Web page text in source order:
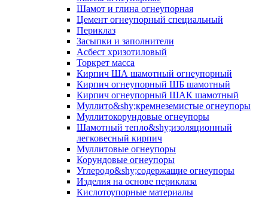
Шамот и глина огнеупорная
Цемент огнеупорный специальный
Периклаз
Засыпки и заполнители
Асбест хризотиловый
Торкрет масса
Кирпич ША шамотный огнеупорный
Кирпич огнеупорный ШБ шамотный
Кирпич огнеупорный ШАК шамотный
Муллито&shy;­кремнеземистые огнеупоры
Муллито­корундовые огнеупоры
Шамотный тепло&shy;изоляционный
легковесный кирпич
Муллитовые огнеупоры
Корундовые огнеупоры
Углеродо&shy;содержащие огнеупоры
Изделия на основе периклаза
Кислотоупорные материалы